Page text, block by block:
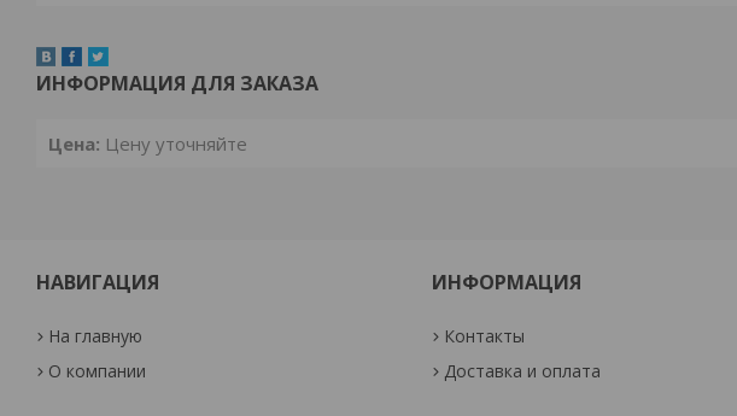
ИНФОРМАЦИЯ ДЛЯ ЗАКАЗА
Цена: Цену уточняйте
НАВИГАЦИЯ
На главную
О компании
ИНФОРМАЦИЯ
Контакты
Доставка и оплата